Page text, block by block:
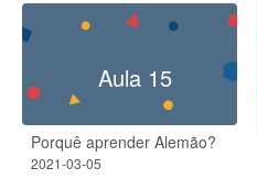
Aula 15
Porquê aprender Alemão?
2021-03-05